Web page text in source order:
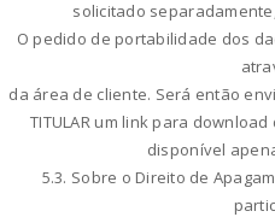
solicitado
O pedido de portabilidade dos
da área de cliente. Será então
TITULAR um link para
disponível
5.3. Sobre o Direito de